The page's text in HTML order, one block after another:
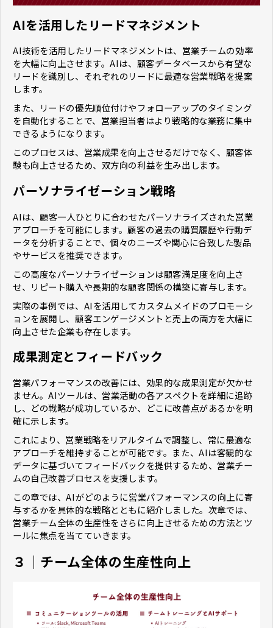
AIを活用したリードマネジメント
AI技術を活用したリードマネジメントは、営業チームの効率
を大幅に向上させます。AIは、顧客データベースから有望な
リードを識別し、それぞれのリードに最適な営業戦略を提案
します。
また、リードの優先順位付けやフォローアップのタイミング
を自動化することで、営業担当者はより戦略的な業務に集中
できるようになります。
このプロセスは、営業成果を向上させるだけでなく、顧客体
験も向上させるため、双方向の利益を生み出します。
パーソナライゼーション戦略
AIは、顧客一人ひとりに合わせたパーソナライズされた営業
アプローチを可能にします。顧客の過去の購買履歴や行動デ
ータを分析することで、個々のニーズや関心に合致した製品
やサービスを推奨できます。
この高度なパーソナライゼーションは顧客満足度を向上さ
せ、リピート購入や長期的な顧客関係の構築に寄与します。
実際の事例では、AIを活用してカスタムメイドのプロモーシ
ョンを展開し、顧客エンゲージメントと売上の両方を大幅に
向上させた企業も存在します。
成果測定とフィードバック
営業パフォーマンスの改善には、効果的な成果測定が欠かせ
ません。AIツールは、営業活動の各アスペクトを詳細に追跡
し、どの戦略が成功しているか、どこに改善点があるかを明
確に示します。
これにより、営業戦略をリアルタイムで調整し、常に最適な
アプローチを維持することが可能です。また、AIは客観的な
データに基づいてフィードバックを提供するため、営業チー
ムの自己改善プロセスを支援します。
この章では、AIがどのように営業パフォーマンスの向上に寄
与するかを具体的な戦略とともに紹介しました。次章では、
営業チーム全体の生産性をさらに向上させるための方法とツ
ールに焦点を当てていきます。
３｜チーム全体の生産性向上​​​​​